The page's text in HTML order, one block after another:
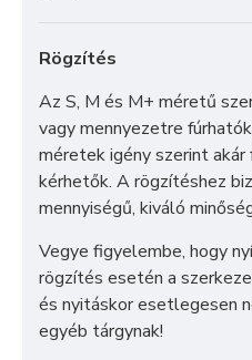
Rögzítés
Az S, M és M+ méretű
vagy mennyezetre
méretek igény szerint
kérhetők. A rögzítéshez
mennyiségű, kiváló
Vegye figyelembe, hogy
rögzítés esetén a
és nyitáskor esetlegesen
egyéb tárgynak!